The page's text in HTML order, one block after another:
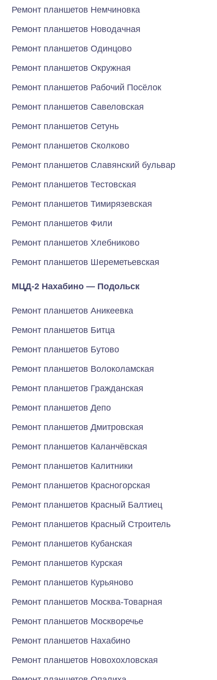
Ремонт планшетов Немчиновка
Ремонт планшетов Новодачная
Ремонт планшетов Одинцово
Ремонт планшетов Окружная
Ремонт планшетов Рабочий Посёлок
Ремонт планшетов Савеловская
Ремонт планшетов Сетунь
Ремонт планшетов Сколково
Ремонт планшетов Славянский бульвар
Ремонт планшетов Тестовская
Ремонт планшетов Тимирязевская
Ремонт планшетов Фили
Ремонт планшетов Хлебниково
Ремонт планшетов Шереметьевская
МЦД-2 Нахабино — Подольск
Ремонт планшетов Аникеевка
Ремонт планшетов Битца
Ремонт планшетов Бутово
Ремонт планшетов Волоколамская
Ремонт планшетов Гражданская
Ремонт планшетов Депо
Ремонт планшетов Дмитровская
Ремонт планшетов Каланчёвская
Ремонт планшетов Калитники
Ремонт планшетов Красногорская
Ремонт планшетов Красный Балтиец
Ремонт планшетов Красный Строитель
Ремонт планшетов Кубанская
Ремонт планшетов Курская
Ремонт планшетов Курьяново
Ремонт планшетов Москва-Товарная
Ремонт планшетов Москворечье
Ремонт планшетов Нахабино
Ремонт планшетов Новохохловская